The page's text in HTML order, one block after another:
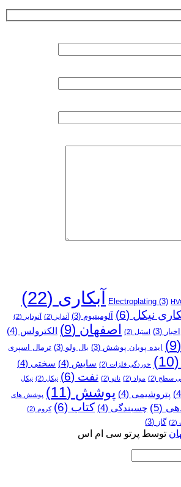
ولو
نیکل
Electroplating (3) آبکاری (22)
نیکل (6) آلومینیوم (3) آندایز (2) آنودایز (2)
اخبار (3) استیل (2) اصفهان (9) الکترولس (4)
(9) ایده پویان پوشش (3) بال ولو (3)
ترمال اسپری
(10) خوردگی فلزات (2) سایش (4) سختی (4)
سطح (2) مواد (2) نانو (2) نفت (6) نیکل (2) نیکل
پتروشیمی (4) پوشش (11)
پوشش­ های
(5) چسبندگی (4) کتاب (6) کروم (2)
(2) گاز (3)
توسط پرتو سی ام اس